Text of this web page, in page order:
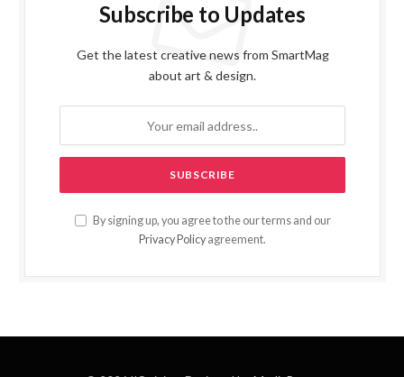
Subscribe to Updates
Get the latest creative news from SmartMag
about art & design.
By signing up, you agree to the our terms and our
Privacy Policy agreement.